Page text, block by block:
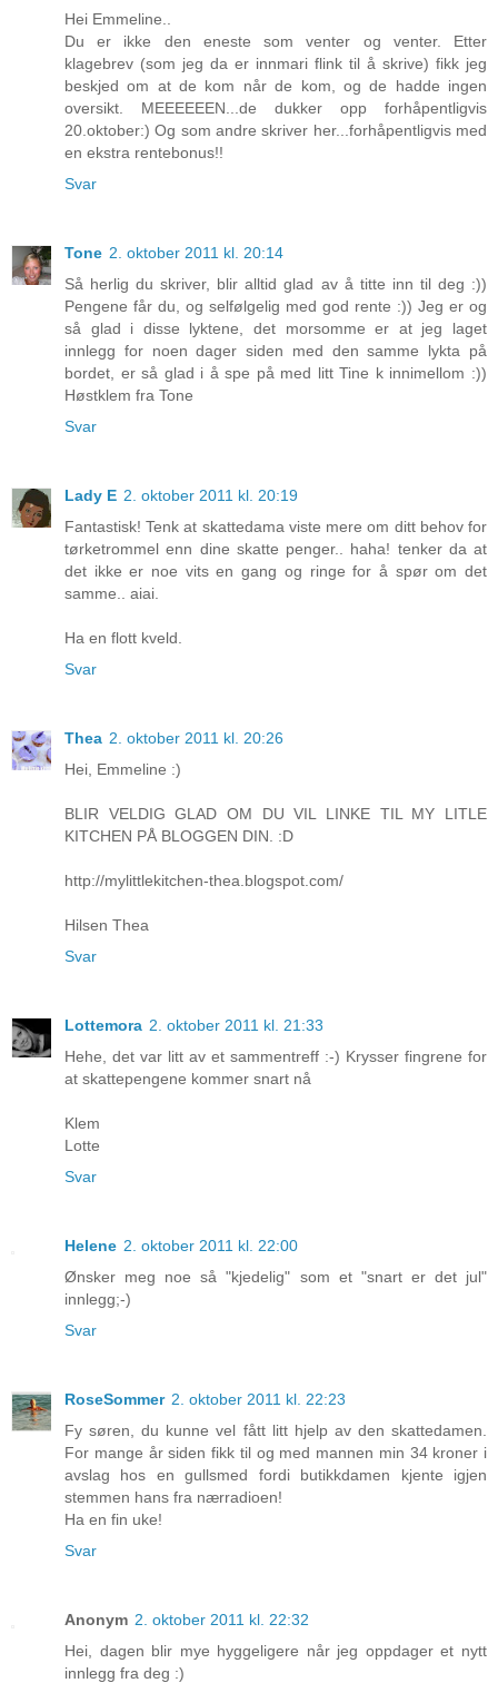
Hei Emmeline..
Du er ikke den eneste som venter og venter. Etter
klagebrev (som jeg da er innmari flink til å skrive) fikk jeg
beskjed om at de kom når de kom, og de hadde ingen
oversikt. MEEEEEEN...de dukker opp forhåpentligvis
20.oktober:) Og som andre skriver her...forhåpentligvis med
en ekstra rentebonus!!
Svar
Tone 2. oktober 2011 kl. 20:14
Så herlig du skriver, blir alltid glad av å titte inn til deg :))
Pengene får du, og selfølgelig med god rente :)) Jeg er og
så glad i disse lyktene, det morsomme er at jeg laget
innlegg for noen dager siden med den samme lykta på
bordet, er så glad i å spe på med litt Tine k innimellom :))
Høstklem fra Tone
Svar
Lady E 2. oktober 2011 kl. 20:19
Fantastisk! Tenk at skattedama viste mere om ditt behov for
tørketrommel enn dine skatte penger.. haha! tenker da at
det ikke er noe vits en gang og ringe for å spør om det
samme.. aiai.
Ha en flott kveld.
Svar
Thea 2. oktober 2011 kl. 20:26
Hei, Emmeline :)
BLIR VELDIG GLAD OM DU VIL LINKE TIL MY LITLE
KITCHEN PÅ BLOGGEN DIN. :D
http://mylittlekitchen-thea.blogspot.com/
Hilsen Thea
Svar
Lottemora 2. oktober 2011 kl. 21:33
Hehe, det var litt av et sammentreff :-) Krysser fingrene for
at skattepengene kommer snart nå
Klem
Lotte
Svar
Helene 2. oktober 2011 kl. 22:00
Ønsker meg noe så "kjedelig" som et "snart er det jul"
innlegg;-)
Svar
RoseSommer 2. oktober 2011 kl. 22:23
Fy søren, du kunne vel fått litt hjelp av den skattedamen.
For mange år siden fikk til og med mannen min 34 kroner i
avslag hos en gullsmed fordi butikkdamen kjente igjen
stemmen hans fra nærradioen!
Ha en fin uke!
Svar
Anonym 2. oktober 2011 kl. 22:32
Hei, dagen blir mye hyggeligere når jeg oppdager et nytt
innlegg fra deg :)